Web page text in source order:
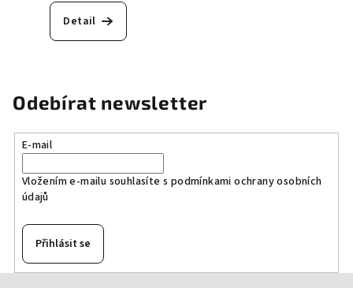
Detail
Odebírat newsletter
E-mail
Vložením e-mailu souhlasíte s podmínkami ochrany osobních
údajů
Přihlásit se